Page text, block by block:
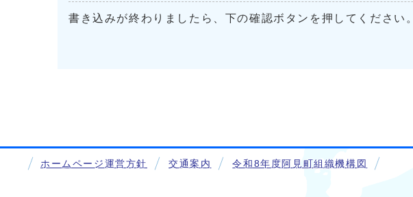
書き込みが終わりましたら、下の確認ボタンを押してください。
ホームページ運営方針 交通案内 令和8年度阿見町組織機構図